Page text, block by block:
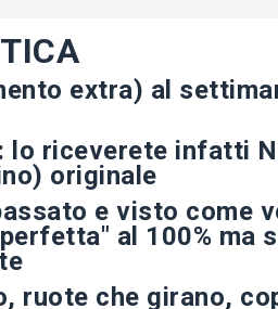
extra) al
lo riceverete infatti
originale
e visto come
al 100% ma
ruote che girano,